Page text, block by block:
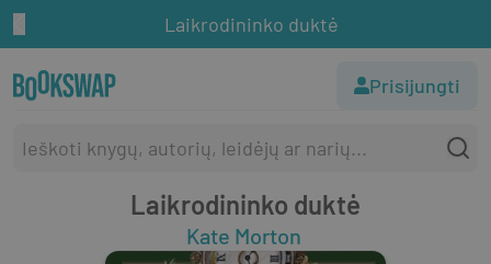
Laikrodininko duktė
Prisijungti
Laikrodininko duktė
Kate Morton